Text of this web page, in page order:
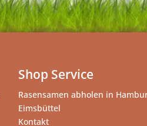
Shop Service
Rasensamen abholen in
Eimsbüttel
Kontakt